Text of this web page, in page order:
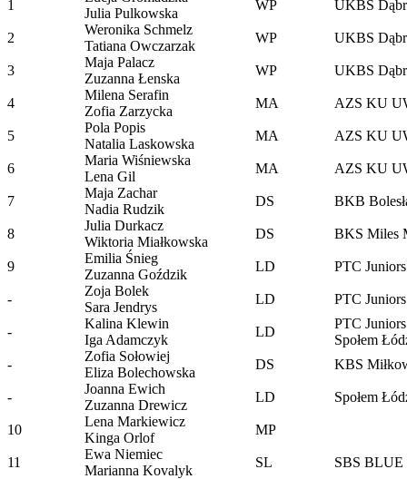
1
Julia Pulkowska
WP UKBS
2
Weronika Schmelz
Tatiana Owczarzak
WP UKBS
3
Maja Palacz
Zuzanna Łenska
WP UKBS
4
Milena Serafin
Zofia Zarzycka
MA AZS KU
5
Pola Popis
Natalia Laskowska
MA AZS KU
6
Maria Wiśniewska
Lena Gil
MA AZS KU
7
Maja Zachar
Nadia Rudzik
DS BKB
8
Julia Durkacz
Wiktoria Miałkowska
DS BKS Miles
9
Emilia Śnieg
Zuzanna Goździk
LD PTC
-
Zoja Bolek
Sara Jendrys
LD PTC
-
Kalina Klewin
Iga Adamczyk
LD
PTC
Społem
-
Zofia Sołowiej
Eliza Bolechowska
DS KBS
-
Joanna Ewich
Zuzanna Drewicz
LD Społem
10
Lena Markiewicz
Kinga Orlof
MP
11
Ewa Niemiec
Marianna Kovalyk
SL SBS